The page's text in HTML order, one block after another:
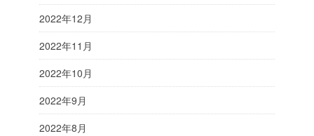
2022年12月
2022年11月
2022年10月
2022年9月
2022年8月